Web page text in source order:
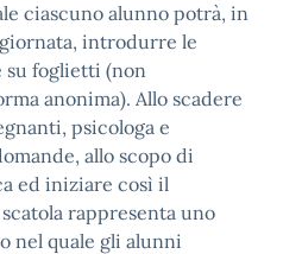
ciascuno alunno potrà, in
introdurre le
foglietti (non
anonima). Allo scadere
psicologa e
allo scopo di
ed iniziare così il
rappresenta uno
nel quale gli alunni